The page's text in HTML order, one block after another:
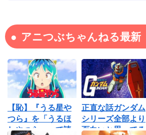
アニつぶちゃんねる最新
【恥】『うる星や
つら』を「うるほ
しやつら」って読
正直な話ガンダム
シリーズ全部より
面白いと思ってる